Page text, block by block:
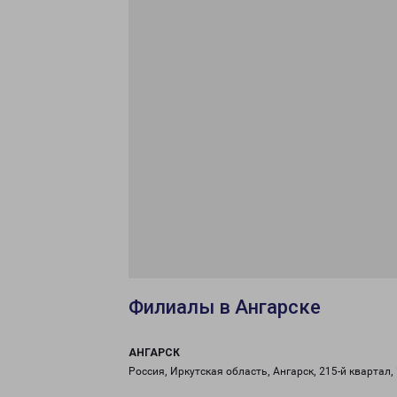
Филиалы в Ангарске
АНГАРСК
Россия, Иркутская область, Ангарск, 215-й квартал,